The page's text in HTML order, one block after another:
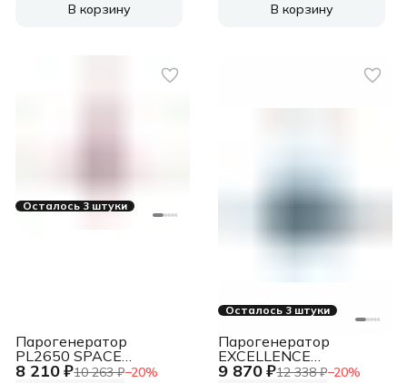
В корзину В корзину
Осталось 3 штуки
8 210 ₽10 263 ₽−20%
Парогенератор
PL2650 SPACE
HEALTHY RED UFESA
Осталось 3 штуки
9 870 ₽12 338 ₽−20%
Парогенератор
EXCELLENCE
SMARTCARE BLUE